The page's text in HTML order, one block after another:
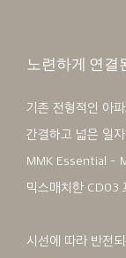
노련하게 연결
기존 전형적인 아
간결하고 넓은 일
MMK Essential -
믹스매치한 CD03
시선에 따라 반전